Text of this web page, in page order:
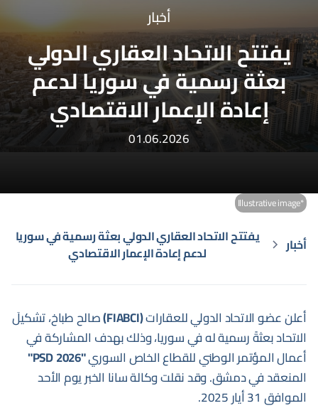
أخبار
يفتتح الاتحاد العقاري الدولي
بعثة رسمية في سوريا لدعم
إعادة الإعمار الاقتصادي
01.06.2026
*Illustrative image
أخبار
يفتتح الاتحاد العقاري الدولي بعثة رسمية في سوريا
لدعم إعادة الإعمار الاقتصادي
أعلن عضو الاتحاد الدولي للعقارات(FIABCI)
صالح طباخ، تشكيلَ
الاتحاد بعثةً رسمية له في سوريا، وذلك بهدف المشاركة في
أعمال المؤتمر الوطني للقطاع الخاص السوري"PSD 2026"
المنعقد في دمشق. وقد نقلت وكالة سانا الخبر يوم الأحد
الموافق 31 أيار 2025.